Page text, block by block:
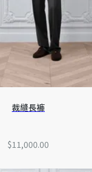
裁縫長褲
$11,000.00